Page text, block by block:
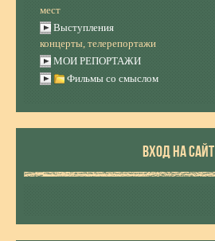
мест
Выступления
концерты, телерепортажи
МОИ РЕПОРТАЖИ
Фильмы со смыслом
ВХОД НА САЙТ